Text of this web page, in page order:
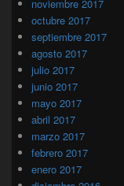
noviembre 2017
octubre 2017
septiembre 2017
agosto 2017
julio 2017
junio 2017
mayo 2017
abril 2017
marzo 2017
febrero 2017
enero 2017